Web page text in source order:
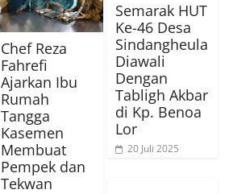
Chef Reza
Fahrefi
Ajarkan Ibu
Rumah
Tangga
Kasemen
Membuat
Pempek dan
Tekwan
Semarak HUT
Ke-46 Desa
Sindangheula
Diawali
Dengan
Tabligh Akbar
di Kp. Benoa
Lor
20 Juli 2025